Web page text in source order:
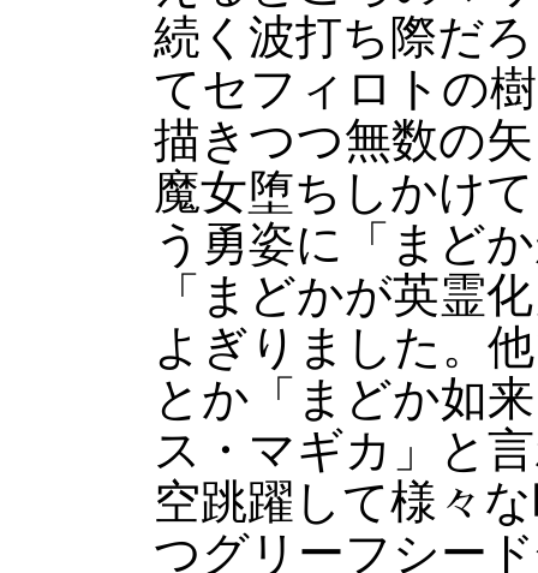
続く波打ち際だ
てセフィロトの
描きつつ無数の
魔女堕ちしかけ
う勇姿に「まど
「まどかが英霊
よぎりました。
とか「まどか如
ス・マギカ」と
空跳躍して様々
つグリーフシー